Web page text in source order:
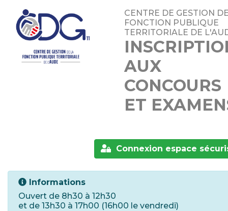
CENTRE DE GESTION
FONCTION PUBLIQUE
TERRITORIALE DE
AUX
CONCOURS
ET
Connexion espace
Informations
Ouvert de 8h30 à 12h30
et de 13h30 à 17h00 (16h00 le vendredi)